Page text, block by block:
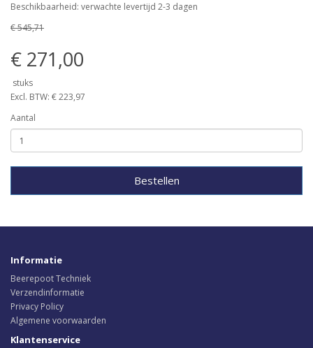
Beschikbaarheid: verwachte levertijd 2-3 dagen
€ 545,71
€ 271,00
stuks
Excl. BTW: € 223,97
Aantal
Bestellen
Informatie
Beerepoot Techniek
Verzendinformatie
Privacy Policy
Algemene voorwaarden
Klantenservice